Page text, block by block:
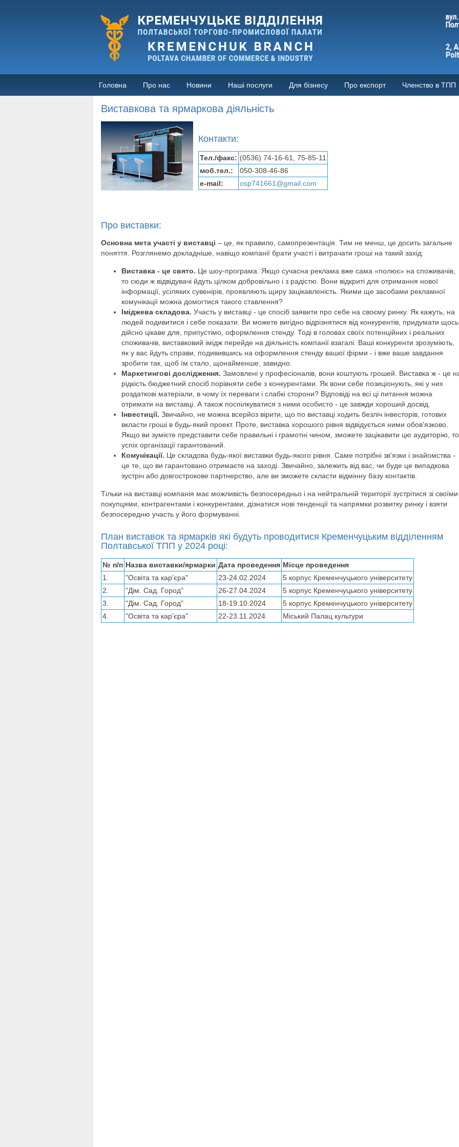
Головна Про нас Новини Наші послуги Для бізнесу Про експорт Членство в ТПП
Виставкова та ярмаркова діяльність
Контакти:
Тел./факс: (0536) 74-16-61, 75-85-11
моб.тел.:
050-308-46-86
e-mail:
osp741661@gmail.com
Про виставки:
Основна мета участі у виставці – це, як правило, самопрезентація. Тим не менш, це досить загальне
поняття. Розглянемо докладніше, навіщо компанії брати участі і витрачати гроші на такий захід:
Виставка - це свято. Це шоу-програма. Якщо сучасна реклама вже сама «полює» на споживачів,
то сюди ж відвідувачі йдуть цілком добровільно і з радістю. Вони відкриті для отримання нової
інформації, усіляких сувенірів, проявляють щиру зацікавленість. Якими ще засобами рекламної
комунікації можна домогтися такого ставлення?
Іміджева складова. Участь у виставці - це спосіб заявити про себе на своєму ринку. Як кажуть, на
людей подивитися і себе показати. Ви можете вигідно відрізнятися від конкурентів, придумати щось
дійсно цікаве для, припустімо, оформлення стенду. Тоді в головах своїх потенційних і реальних
споживачів, виставковий імідж перейде на діяльність компанії взагалі. Ваші конкуренти зрозуміють,
як у вас йдуть справи, подивившись на оформлення стенду вашої фірми - і вже ваше завдання
зробити так, щоб їм стало, щонайменше, завидно.
Маркетингові дослідження. Замовлені у професіоналів, вони коштують грошей. Виставка ж - це
рідкість бюджетний спосіб порівняти себе з конкурентами. Як вони себе позиціонують, які у них
роздаткові матеріали, в чому їх переваги і слабкі сторони? Відповіді на всі ці питання можна
отримати на виставці. А також поспілкуватися з ними особисто - це завжди хороший досвід.
Інвестиції. Звичайно, не можна всерйоз вірити, що по виставці ходить безліч інвесторів, готових
вкласти гроші в будь-який проект. Проте, виставка хорошого рівня відвідується ними обов'язково.
Якщо ви зумієте представити себе правильні і грамотні чином, зможете зацікавити цю аудиторію, то
успіх організації гарантований.
Комунікації. Це складова будь-якої виставки будь-якого рівня. Саме потрібні зв'язки і знайомства -
це те, що ви гарантовано отримаєте на заході. Звичайно, залежить від вас, чи буде це випадкова
зустріч або довгострокове партнерство, але ви зможете скласти відмінну базу контактів.
Тільки на виставці компанія має можливість безпосередньо і на нейтральній території зустрітися зі своїми
покупцями, контрагентами і конкурентами, дізнатися нові тенденції та напрямки розвитку ринку і взяти
безпосередню участь у його формуванні.
План виставок та ярмарків які будуть проводитися Кременчуцьким відділенням
Полтавської ТПП у 2024 році:
№ п/п Назва виставки/ярмарки Дата проведення Місце проведення
1.
"Освіта та кар'єра" 23-24.02.2024
5 корпус Кременчуцького університету
2.
"Дім. Сад. Город" 26-27.04.2024
5 корпус Кременчуцького університету
3.
"Дім. Сад. Город" 18-19.10.2024
5 корпус Кременчуцького університету
4.
"Освіта та кар'єра" 22-23.11.2024 Міський Палац культури